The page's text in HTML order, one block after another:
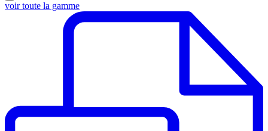
voir toute la gamme